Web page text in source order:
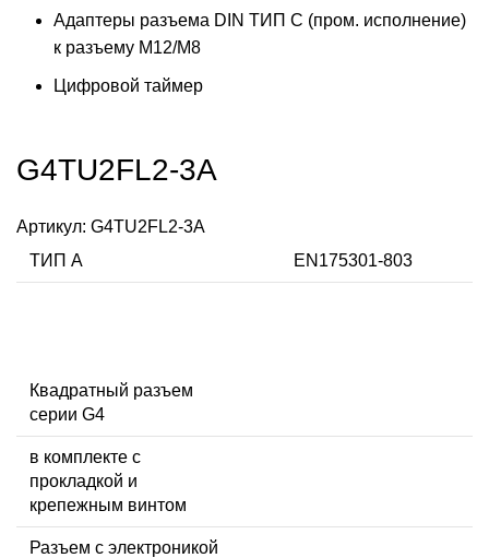
Адаптеры разъема DIN ТИП C (пром. исполнение)
к разъему M12/M8
Цифровой таймер
G4TU2FL2-3A
Артикул: G4TU2FL2-3A
ТИП А
EN175301-803
Квадратный разъем
серии G4
в комплекте с
прокладкой и
крепежным винтом
Разъем с электроникой